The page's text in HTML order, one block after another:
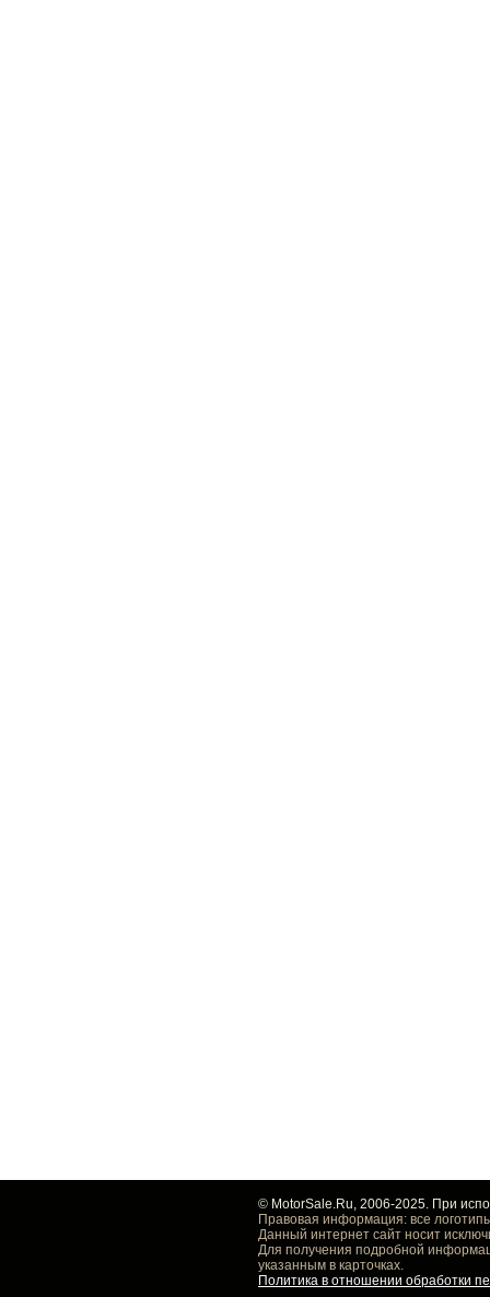
© MotorSale.Ru, 2006-2025. При
Правовая информация: все
Данный интернет сайт носит
Для получения подробной
указанным в карточках.
Политика в отношении обработки